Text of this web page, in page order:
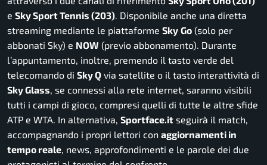
e Sky Sport Tennis (203). Disponibile anche una diretta
streaming mediante le piattaforme Sky Go (solo per
abbonati Sky) e NOW (previo abbonamento). Durante
l’appuntamento, inoltre, premendo il tasto verde del
telecomando di Sky Q via satellite o il tasto interattività di
Sky Glass, se connessi alla rete internet, saranno visibili
tutti i campi di gioco, compresi quelli di tutte le altre sfide
ATP e WTA. In alternativa, Sportface.it seguirà il match,
accompagnando i propri lettori con aggiornamenti in
tempo reale, news, approfondimenti e le parole dei due